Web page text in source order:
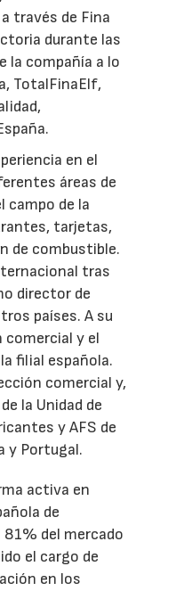
través de Fina
durante las
la compañía a lo
TotalFinaElf,
en el
áreas de
campo de la
tarjetas,
de combustible.
tras
director de
países. A su
comercial y el
filial española.
comercial y,
la Unidad de
y AFS de
y Portugal.
activa en
de
81% del mercado
el cargo de
en los